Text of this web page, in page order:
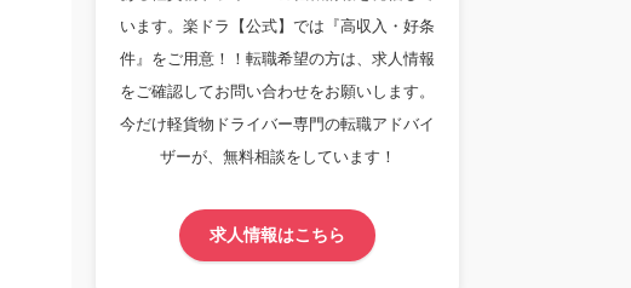
います。楽ドラ【公式】では『高収入・好条
件』をご用意！！転職希望の方は、求人情報
をご確認してお問い合わせをお願いします。
今だけ軽貨物ドライバー専門の転職アドバイ
ザーが、無料相談をしています！
求人情報はこちら